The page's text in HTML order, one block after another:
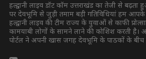
हल्द्वानी लाइव डॉट कॉम उत्तराखंड का तेजी से बढ़ता
पर देवभूमि से जुड़ी तमाम बड़ी गतिविधियां हम
हल्द्वानी लाइव की टीम राज्य के युवाओं से काफी
कामयाबी लोगों के सामने लाने की कोशिश करती है।
पोर्टल ने अपनी खास जगह देवभूमि के पाठकों के बीच